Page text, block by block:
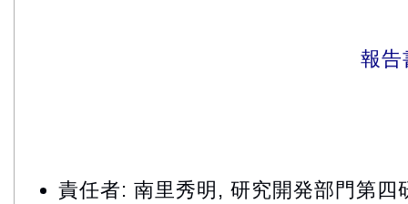
報告
責任者: 南里秀明, 研究開発部門第四